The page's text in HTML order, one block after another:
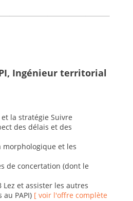
Ingénieur territorial
la stratégie Suivre
des délais et des
morphologique et les
de concertation (dont le
Lez et assister les autres
PAPI) [ voir l'offre complète